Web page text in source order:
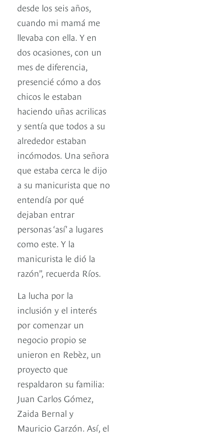
desde los seis años,
cuando mi mamá me
llevaba con ella. Y en
dos ocasiones, con un
mes de diferencia,
presencié cómo a dos
chicos le estaban
haciendo uñas acrilicas
y sentía que todos a su
alrededor estaban
incómodos. Una señora
que estaba cerca le dijo
a su manicurista que no
entendía por qué
dejaban entrar
personas ‘así’ a lugares
como este. Y la
manicurista le dió la
razón”, recuerda Ríos.
La lucha por la
inclusión y el interés
por comenzar un
negocio propio se
unieron en Rebèz, un
proyecto que
respaldaron su familia:
Juan Carlos Gómez,
Zaida Bernal y
Mauricio Garzón. Así, el